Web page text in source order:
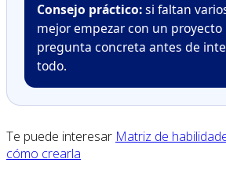
Consejo práctico:si faltan
mejor empezar con un
pregunta concreta antes de
todo.
Te puede interesar Matriz de
cómo crearla